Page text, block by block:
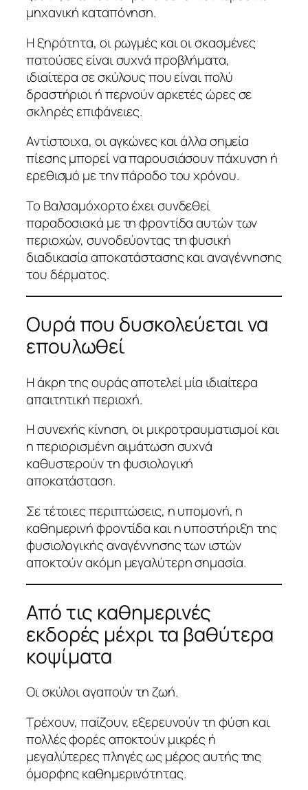
μηχανική καταπόνηση.
Η ξηρότητα, οι ρωγμές και οι σκασμένες
πατούσες είναι συχνά προβλήματα,
ιδιαίτερα σε σκύλους που είναι πολύ
δραστήριοι ή περνούν αρκετές ώρες σε
σκληρές επιφάνειες.
Αντίστοιχα, οι αγκώνες και άλλα σημεία
πίεσης μπορεί να παρουσιάσουν πάχυνση ή
ερεθισμό με την πάροδο του χρόνου.
Το Βαλσαμόχορτο έχει συνδεθεί
παραδοσιακά με τη φροντίδα αυτών των
περιοχών, συνοδεύοντας τη φυσική
διαδικασία αποκατάστασης και αναγέννησης
του δέρματος.
Ουρά που δυσκολεύεται να
επουλωθεί
Η άκρη της ουράς αποτελεί μία ιδιαίτερα
απαιτητική περιοχή.
Η συνεχής κίνηση, οι μικροτραυματισμοί και
η περιορισμένη αιμάτωση συχνά
καθυστερούν τη φυσιολογική
αποκατάσταση.
Σε τέτοιες περιπτώσεις, η υπομονή, η
καθημερινή φροντίδα και η υποστήριξη της
φυσιολογικής αναγέννησης των ιστών
αποκτούν ακόμη μεγαλύτερη σημασία.
Από τις καθημερινές
εκδορές μέχρι τα βαθύτερα
κοψίματα
Οι σκύλοι αγαπούν τη ζωή.
Τρέχουν, παίζουν, εξερευνούν τη φύση και
πολλές φορές αποκτούν μικρές ή
μεγαλύτερες πληγές ως μέρος αυτής της
όμορφης καθημερινότητας.